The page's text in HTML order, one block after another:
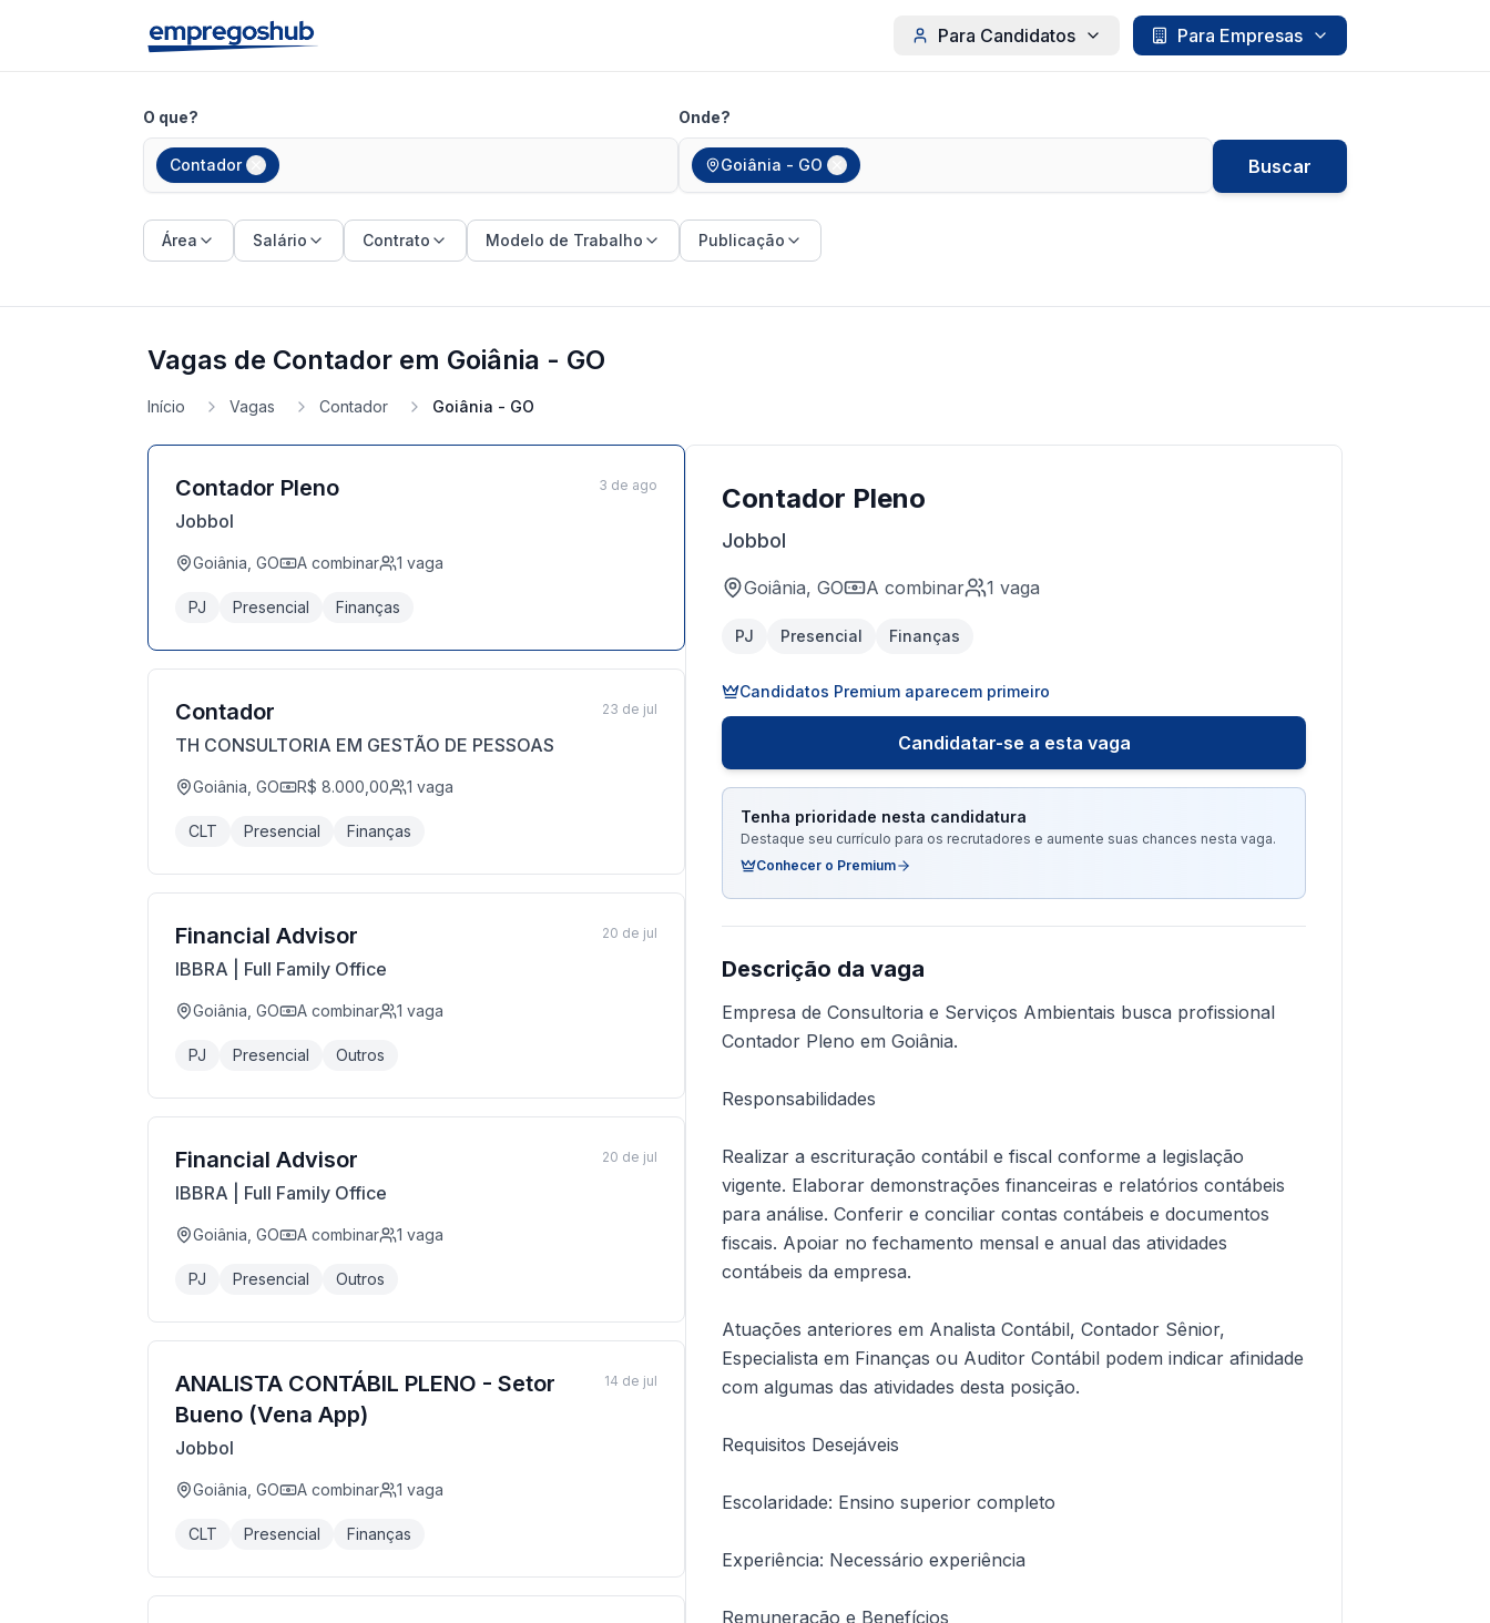
Para Candidatos Para Empresas
O que?
Contador
Onde?
Goiânia - GO Buscar
Área Salário Contrato Modelo de Trabalho Publicação
Vagas de Contador em Goiânia - GO
Início Vagas Contador Goiânia - GO
Contador Pleno
Jobbol
Goiânia, GO A combinar 1 vaga
PJ Presencial Finanças
3 de ago
Contador
TH CONSULTORIA EM GESTÃO DE PESSOAS
Goiânia, GO R$ 8.000,00 1 vaga
CLT Presencial Finanças
23 de jul
Financial Advisor
IBBRA | Full Family Office
Goiânia, GO A combinar 1 vaga
PJ Presencial Outros
20 de jul
Financial Advisor
IBBRA | Full Family Office
Goiânia, GO A combinar 1 vaga
PJ Presencial Outros
20 de jul
ANALISTA CONTÁBIL PLENO - Setor
Bueno (Vena App)
Jobbol
Goiânia, GO A combinar 1 vaga
CLT Presencial Finanças
14 de jul
Contador Pleno
Jobbol
Goiânia, GO A combinar 1 vaga
PJ Presencial Finanças
Candidatos Premium aparecem primeiro
Candidatar-se a esta vaga
Tenha prioridade nesta candidatura
Destaque seu currículo para os recrutadores e aumente suas chances nesta vaga.
Conhecer o Premium
Descrição da vaga
Empresa de Consultoria e Serviços Ambientais busca profissional
Contador Pleno em Goiânia.
Responsabilidades
Realizar a escrituração contábil e fiscal conforme a legislação
vigente. Elaborar demonstrações financeiras e relatórios contábeis
para análise. Conferir e conciliar contas contábeis e documentos
fiscais. Apoiar no fechamento mensal e anual das atividades
contábeis da empresa.
Atuações anteriores em Analista Contábil, Contador Sênior,
Especialista em Finanças ou Auditor Contábil podem indicar afinidade
com algumas das atividades desta posição.
Requisitos Desejáveis
Escolaridade: Ensino superior completo
Experiência: Necessário experiência
Remuneração e Benefícios